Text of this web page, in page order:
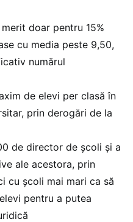
doar pentru 15%
cu media peste 9,50,
numărul
de elevi per clasă în
prin derogări de la
de director de școli și a
ale acestora, prin
cu școli mai mari ca să
pentru a putea